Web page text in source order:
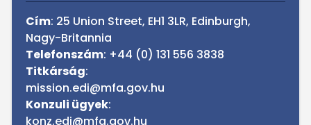
Cím: 25 Union Street, EH1 3LR, Edinburgh,
Nagy-Britannia
Telefonszám: +44 (0) 131 556 3838
Titkárság:
mission.edi@mfa.gov.hu
Konzuli ügyek:
konz.edi@mfa.gov.hu